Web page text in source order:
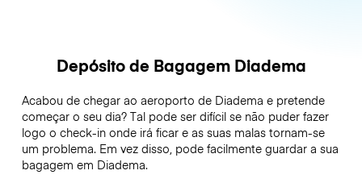
Depósito de Bagagem Diadema
Acabou de chegar ao aeroporto de Diadema e pretende
começar o seu dia? Tal pode ser difícil se não puder fazer
logo o check-in onde irá ficar e as suas malas tornam-se
um problema. Em vez disso, pode facilmente guardar a sua
bagagem em Diadema.